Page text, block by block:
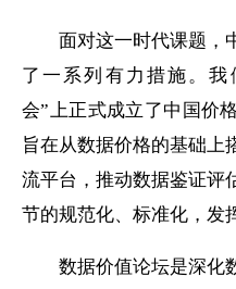
面对这一时代课题，
了一系列有力措施。我
会” 上正式成立了中国价
旨在从数据价格的基础上
流平台，推动数据鉴证评
节的规范化、标准化，发
数据价值论坛是深化